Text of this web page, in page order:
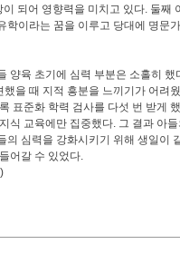
되어 영향력을 미치고 있다. 둘째
이라는 꿈을 이루고 당대에 명문
양육 초기에 심력 부분은 소홀히
을 때 지적 흥분을 느끼기가 어려
표준화 학력 검사를 다섯 번 받게
교육에만 집중했다. 그 결과 아
심력을 강화시키기 위해 생일이
어갈 수 있었다.